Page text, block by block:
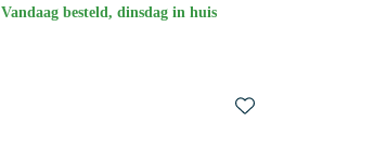
Vandaag besteld, dinsdag in huis